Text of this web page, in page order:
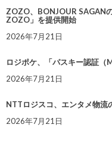
ZOZO、BONJOUR SAGAN
ZOZO」を提供開始
2026年7月21日
ロジポケ、「パスキー認証（
2026年7月21日
NTTロジスコ、エンタメ物
2026年7月21日